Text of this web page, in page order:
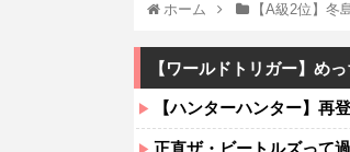
ホーム 【A級2位】冬
【ワールドトリガー】め
【ハンターハンター】再
正直ザ・ビートルズって